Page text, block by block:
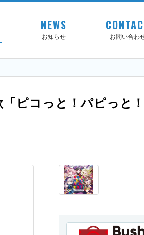
NEWS
お知らせ お問い合わ
ピコっと！パピっと